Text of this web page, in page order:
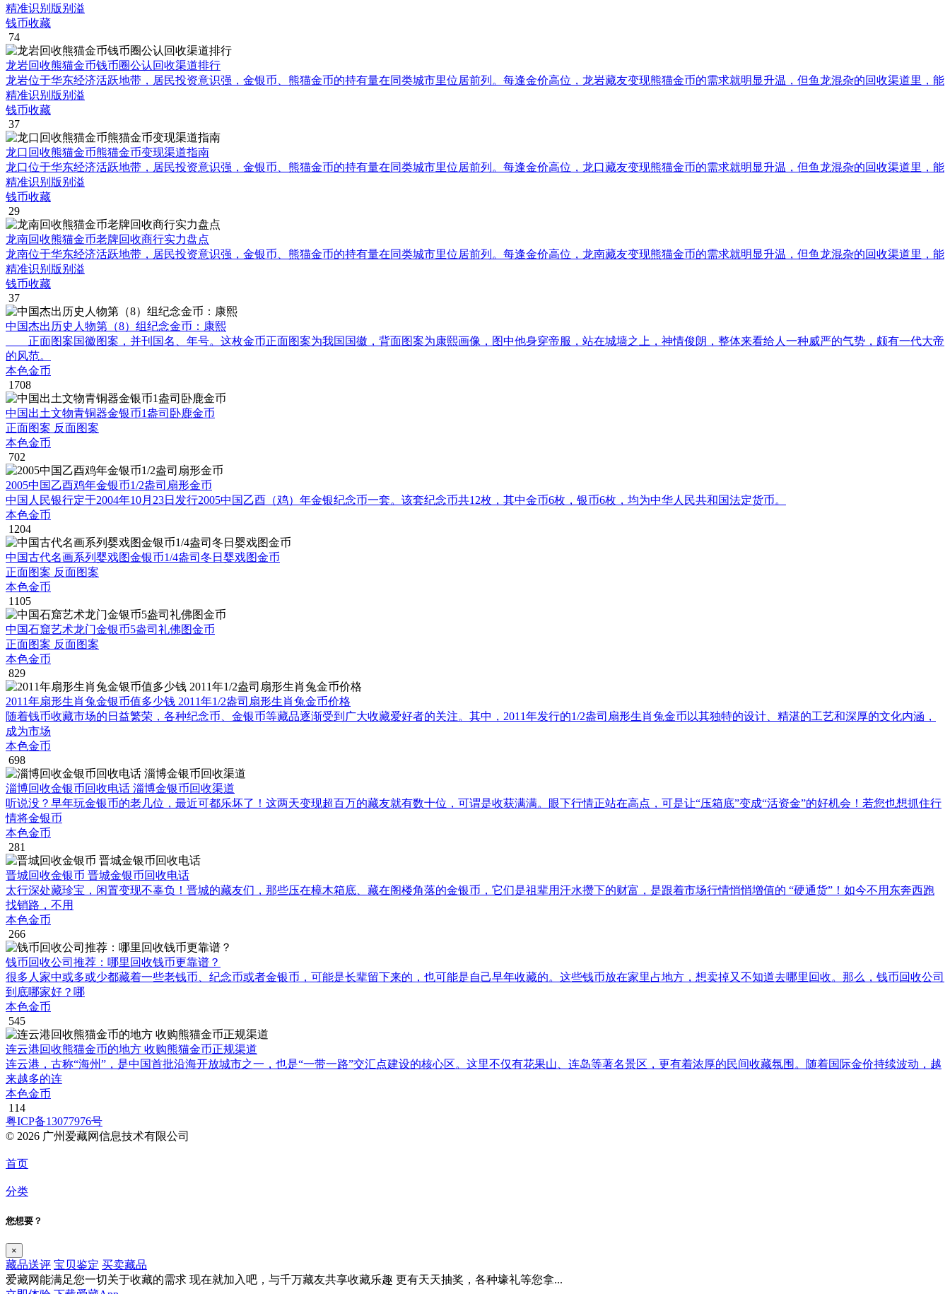
精准识别版别溢
钱币收藏
74
龙岩回收熊猫金币钱币圈公认回收渠道排行
龙岩位于华东经济活跃地带，居民投资意识强，金银币、熊猫金币的持有量在同类城市里位居前列。每逢金价高位，龙岩藏友变现熊猫金币的需求就明显升温，但鱼龙混杂的回收渠道里，能
精准识别版别溢
钱币收藏
37
龙口回收熊猫金币熊猫金币变现渠道指南
龙口位于华东经济活跃地带，居民投资意识强，金银币、熊猫金币的持有量在同类城市里位居前列。每逢金价高位，龙口藏友变现熊猫金币的需求就明显升温，但鱼龙混杂的回收渠道里，能
精准识别版别溢
钱币收藏
29
龙南回收熊猫金币老牌回收商行实力盘点
龙南位于华东经济活跃地带，居民投资意识强，金银币、熊猫金币的持有量在同类城市里位居前列。每逢金价高位，龙南藏友变现熊猫金币的需求就明显升温，但鱼龙混杂的回收渠道里，能
精准识别版别溢
钱币收藏
37
中国杰出历史人物第（8）组纪念金币：康熙
正面图案国徽图案，并刊国名、年号。这枚金币正面图案为我国国徽，背面图案为康熙画像，图中他身穿帝服，站在城墙之上，神情俊朗，整体来看给人一种威严的气势，颇有一代大帝
的风范。
本色金币
1708
中国出土文物青铜器金银币1盎司卧鹿金币
正面图案 反面图案
本色金币
702
2005中国乙酉鸡年金银币1/2盎司扇形金币
中国人民银行定于2004年10月23日发行2005中国乙酉（鸡）年金银纪念币一套。该套纪念币共12枚，其中金币6枚，银币6枚，均为中华人民共和国法定货币。
本色金币
1204
中国古代名画系列婴戏图金银币1/4盎司冬日婴戏图金币
正面图案 反面图案
本色金币
1105
中国石窟艺术龙门金银币5盎司礼佛图金币
正面图案 反面图案
本色金币
829
2011年扇形生肖兔金银币值多少钱 2011年1/2盎司扇形生肖兔金币价格
随着钱币收藏市场的日益繁荣，各种纪念币、金银币等藏品逐渐受到广大收藏爱好者的关注。其中，2011年发行的1/2盎司扇形生肖兔金币以其独特的设计、精湛的工艺和深厚的文化内涵，
成为市场
本色金币
698
淄博回收金银币回收电话 淄博金银币回收渠道
听说没？早年玩金银币的老几位，最近可都乐坏了！这两天变现超百万的藏友就有数十位，可谓是收获满满。眼下行情正站在高点，可是让“压箱底”变成“活资金”的好机会！若您也想抓住行
情将金银币
本色金币
281
晋城回收金银币 晋城金银币回收电话
太行深处藏珍宝，闲置变现不辜负！晋城的藏友们，那些压在樟木箱底、藏在阁楼角落的金银币，它们是祖辈用汗水攒下的财富，是跟着市场行情悄悄增值的 “硬通货”！如今不用东奔西跑
找销路，不用
本色金币
266
钱币回收公司推荐：哪里回收钱币更靠谱？
很多人家中或多或少都藏着一些老钱币、纪念币或者金银币，可能是长辈留下来的，也可能是自己早年收藏的。这些钱币放在家里占地方，想卖掉又不知道去哪里回收。那么，钱币回收公司
到底哪家好？哪
本色金币
545
连云港回收熊猫金币的地方 收购熊猫金币正规渠道
连云港，古称“海州”，是中国首批沿海开放城市之一，也是“一带一路”交汇点建设的核心区。这里不仅有花果山、连岛等著名景区，更有着浓厚的民间收藏氛围。随着国际金价持续波动，越
来越多的连
本色金币
114
粤ICP备13077976号
© 2026 广州爱藏网信息技术有限公司
首页
分类
您想要？
×
藏品送评 宝贝鉴定 买卖藏品
爱藏网能满足您一切关于收藏的需求 现在就加入吧，与千万藏友共享收藏乐趣 更有天天抽奖，各种壕礼等您拿...